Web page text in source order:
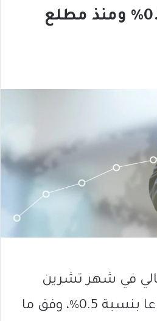
ارتفع بنسبة 0.5% ومنذ مطلع
في شهر تشرين
الأول الماضي ارتفاعا بنسبة 0.5%، وفق ما